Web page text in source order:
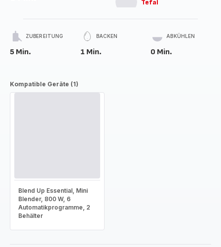
Tefal
ZUBEREITUNG
5 Min.
BACKEN
1 Min.
ABKÜHLEN
0 Min.
Kompatible Geräte (1)
Blend Up Essential, Mini
Blender, 800 W, 6
Automatikprogramme, 2
Behälter